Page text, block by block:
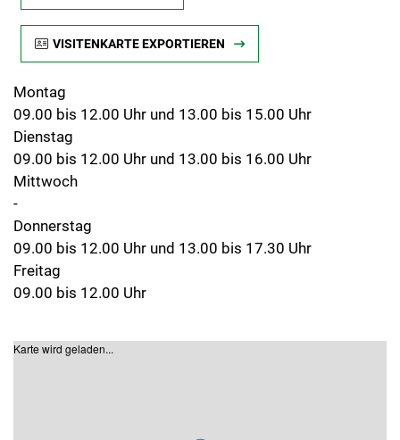
VISITENKARTE EXPORTIEREN
Montag
09.00 bis 12.00 Uhr und 13.00 bis 15.00 Uhr
Dienstag
09.00 bis 12.00 Uhr und 13.00 bis 16.00 Uhr
Mittwoch
-
Donnerstag
09.00 bis 12.00 Uhr und 13.00 bis 17.30 Uhr
Freitag
09.00 bis 12.00 Uhr
Karte wird geladen...